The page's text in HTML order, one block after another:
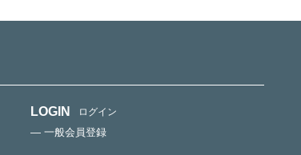
LOGIN ログイン
— 一般会員登録